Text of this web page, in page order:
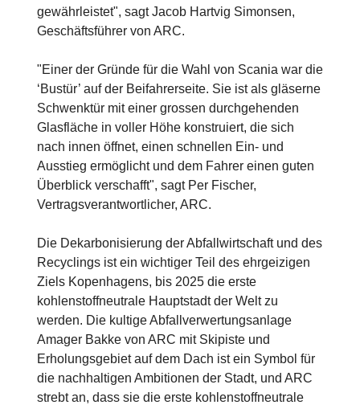
gewährleistet", sagt Jacob Hartvig Simonsen,
Geschäftsführer von ARC.
"Einer der Gründe für die Wahl von Scania war die
‘Bustür’ auf der Beifahrerseite. Sie ist als gläserne
Schwenktür mit einer grossen durchgehenden
Glasfläche in voller Höhe konstruiert, die sich
nach innen öffnet, einen schnellen Ein- und
Ausstieg ermöglicht und dem Fahrer einen guten
Überblick verschafft", sagt Per Fischer,
Vertragsverantwortlicher, ARC.
Die Dekarbonisierung der Abfallwirtschaft und des
Recyclings ist ein wichtiger Teil des ehrgeizigen
Ziels Kopenhagens, bis 2025 die erste
kohlenstoffneutrale Hauptstadt der Welt zu
werden. Die kultige Abfallverwertungsanlage
Amager Bakke von ARC mit Skipiste und
Erholungsgebiet auf dem Dach ist ein Symbol für
die nachhaltigen Ambitionen der Stadt, und ARC
strebt an, dass sie die erste kohlenstoffneutrale